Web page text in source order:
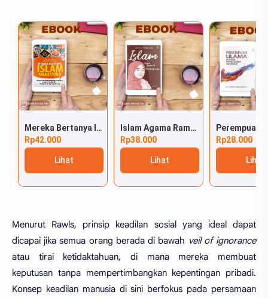
Mereka Bertanya Islam Menjawab
Rp42.000
Lihat
Islam Agama Ramah Perempuan
Rp38.000
Lihat
Rp28.000
Lihat
Menurut Rawls, prinsip keadilan sosial yang ideal dapat
dicapai jika semua orang berada di bawah veil of ignorance
atau tirai ketidaktahuan, di mana mereka membuat
keputusan tanpa mempertimbangkan kepentingan pribadi.
Konsep keadilan manusia di sini berfokus pada persamaan